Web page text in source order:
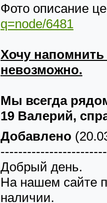
Фото описание
q=node/6481
Хочу
невозможно.
Мы всегда
19 Валерий,
Добавлено
Добрый день.
На нашем сайте
наличии.